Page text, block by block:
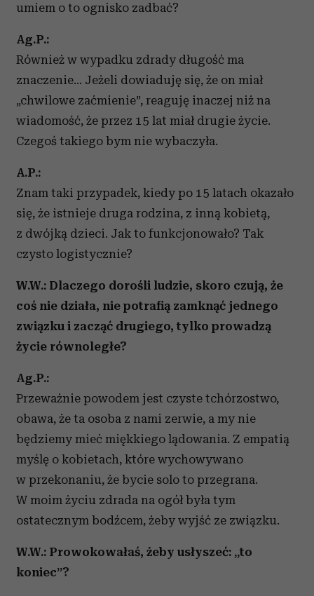
umiem o to ognisko zadbać?
Ag.P.:
Również w wypadku zdrady długość ma
znaczenie… Jeżeli dowiaduję się, że on miał
„chwilowe zaćmienie”, reaguję inaczej niż na
wiadomość, że przez 15 lat miał drugie życie.
Czegoś takiego bym nie wybaczyła.
A.P.:
Znam taki przypadek, kiedy po 15 latach okazało
się, że istnieje druga rodzina, z inną kobietą,
z dwójką dzieci. Jak to funkcjonowało? Tak
czysto logistycznie?
W.W.: Dlaczego dorośli ludzie, skoro czują, że
coś nie działa, nie potrafią zamknąć jednego
związku i zacząć drugiego, tylko prowadzą
życie równoległe?
Ag.P.:
Przeważnie powodem jest czyste tchórzostwo,
obawa, że ta osoba z nami zerwie, a my nie
będziemy mieć miękkiego lądowania. Z empatią
myślę o kobietach, które wychowywano
w przekonaniu, że bycie solo to przegrana.
W moim życiu zdrada na ogół była tym
ostatecznym bodźcem, żeby wyjść ze związku.
W.W.: Prowokowałaś, żeby usłyszeć: „to
koniec”?